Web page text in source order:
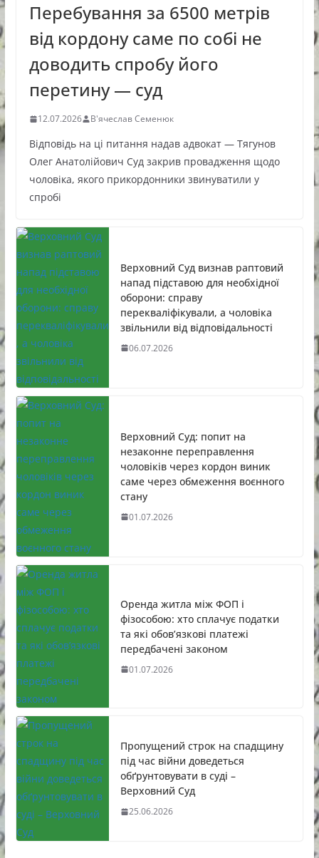
Перебування за 6500 метрів
від кордону саме по собі не
доводить спробу його
перетину — суд
12.07.2026 В'ячеслав Семенюк
Відповідь на ці питання надав адвокат — Тягунов
Олег Анатолійович Суд закрив провадження щодо
чоловіка, якого прикордонники звинуватили у
спробі
Верховний Суд визнав раптовий
напад підставою для необхідної
оборони: справу
перекваліфікували, а чоловіка
звільнили від відповідальності
06.07.2026
Верховний Суд: попит на
незаконне переправлення
чоловіків через кордон виник
саме через обмеження воєнного
стану
01.07.2026
Оренда житла між ФОП і
фізособою: хто сплачує податки
та які обов’язкові платежі
передбачені законом
01.07.2026
Пропущений строк на спадщину
під час війни доведеться
обґрунтовувати в суді –
Верховний Суд
25.06.2026